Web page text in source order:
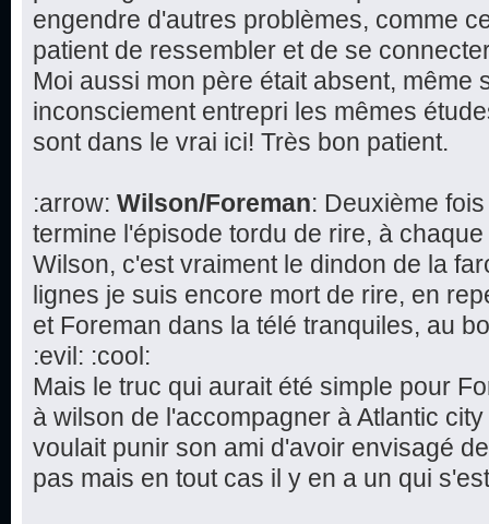
engendre d'autres problèmes, comme
patient de ressembler et de se
Moi aussi mon père était absent, même
inconsciement entrepri les mêmes
sont dans le vrai ici! Très bon patient.
:arrow: Wilson/Foreman: Deuxième
termine l'épisode tordu de rire, à
Wilson, c'est vraiment le dindon de la
lignes je suis encore mort de rire, en
et Foreman dans la télé tranquiles, au
:evil: :cool:
Mais le truc qui aurait été simple pour
à wilson de l'accompagner à Atlantic
voulait punir son ami d'avoir envisagé
pas mais en tout cas il y en a un qui